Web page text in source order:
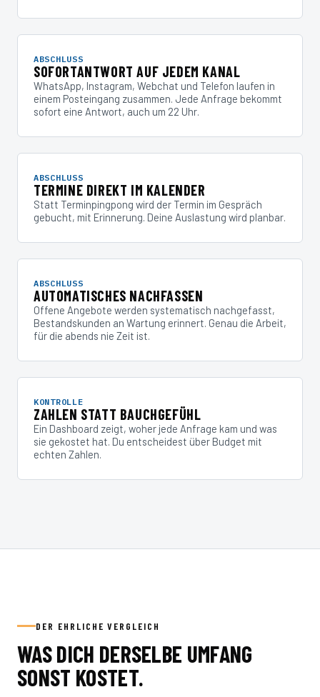
ABSCHLUSS
SOFORTANTWORT AUF JEDEM KANAL
WhatsApp, Instagram, Webchat und Telefon laufen in
einem Posteingang zusammen. Jede Anfrage bekommt
sofort eine Antwort, auch um 22 Uhr.
ABSCHLUSS
TERMINE DIREKT IM KALENDER
Statt Terminpingpong wird der Termin im Gespräch
gebucht, mit Erinnerung. Deine Auslastung wird planbar.
ABSCHLUSS
AUTOMATISCHES NACHFASSEN
Offene Angebote werden systematisch nachgefasst,
Bestandskunden an Wartung erinnert. Genau die Arbeit,
für die abends nie Zeit ist.
KONTROLLE
ZAHLEN STATT BAUCHGEFÜHL
Ein Dashboard zeigt, woher jede Anfrage kam und was
sie gekostet hat. Du entscheidest über Budget mit
echten Zahlen.
DER EHRLICHE VERGLEICH
WAS DICH DERSELBE UMFANG
SONST KOSTET.